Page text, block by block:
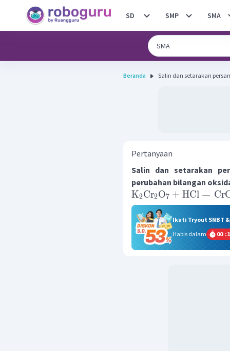
SD SMP SMA
Beranda Salin dan setarakan
Pertanyaan
Salin dan setarakan
perubahan bilangan
K2Cr2O7 + HCl →
Ikuti Tryout SNBT
Habis dalam
00 :